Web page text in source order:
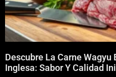
Descubre La Carne Wagyu
Inglesa: Sabor Y Calidad